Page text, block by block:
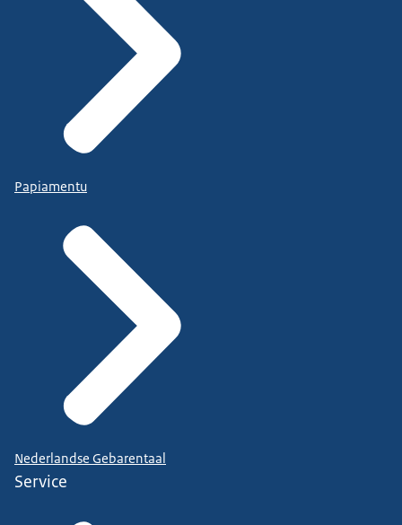
Papiamentu
Nederlandse Gebarentaal
Service